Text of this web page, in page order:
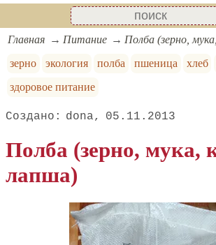
Главная Питание
Полба (зерно,
зерно
экология полба пшеница хлеб
здоровое питание
dona 05.11.2013
Полба (зерно, мука,
лапша)